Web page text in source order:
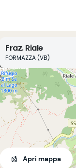
Fraz. Riale
FORMAZZA (VB)
Apri mappa